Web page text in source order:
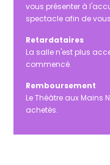
vous présenter à
spectacle afin de
Retardataires
La salle n'est plus
commencé.
Remboursement
Le Théâtre aux Mains
achetés.